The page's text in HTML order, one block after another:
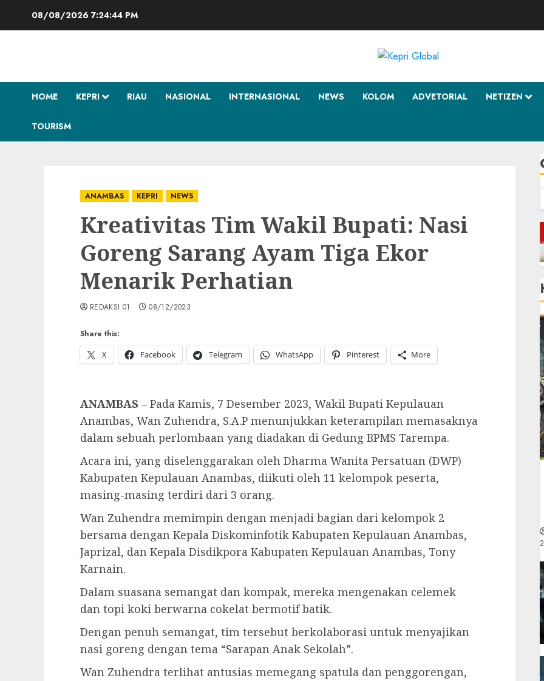
08/08/2026 7:24:44 PM
HOME KEPRI RIAU NASIONAL INTERNASIONAL NEWS KOLOM ADVETORIAL NETIZEN
TOURISM
ANAMBAS KEPRI NEWS
Kreativitas Tim Wakil Bupati: Nasi
Goreng Sarang Ayam Tiga Ekor
Menarik Perhatian
Share this:
X
Facebook Telegram WhatsApp Pinterest More
REDAKSI 01 08/12/2023
ANAMBAS – Pada Kamis, 7 Desember 2023, Wakil Bupati Kepulauan
Anambas, Wan Zuhendra, S.A.P menunjukkan keterampilan memasaknya
dalam sebuah perlombaan yang diadakan di Gedung BPMS Tarempa.
Acara ini, yang diselenggarakan oleh Dharma Wanita Persatuan (DWP)
Kabupaten Kepulauan Anambas, diikuti oleh 11 kelompok peserta,
masing-masing terdiri dari 3 orang.
Wan Zuhendra memimpin dengan menjadi bagian dari kelompok 2
bersama dengan Kepala Diskominfotik Kabupaten Kepulauan Anambas,
Japrizal, dan Kepala Disdikpora Kabupaten Kepulauan Anambas, Tony
Karnain.
Dalam suasana semangat dan kompak, mereka mengenakan celemek
dan topi koki berwarna cokelat bermotif batik.
Dengan penuh semangat, tim tersebut berkolaborasi untuk menyajikan
nasi goreng dengan tema “Sarapan Anak Sekolah”.
Wan Zuhendra terlihat antusias memegang spatula dan penggorengan,